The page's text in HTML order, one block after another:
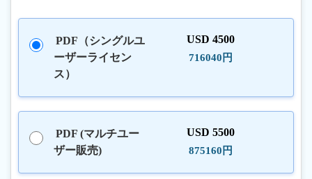
PDF（シングルユ
ーザーライセン
ス）
USD 4500
716040円
PDF (マルチユー
ザー販売)
USD 5500
875160円